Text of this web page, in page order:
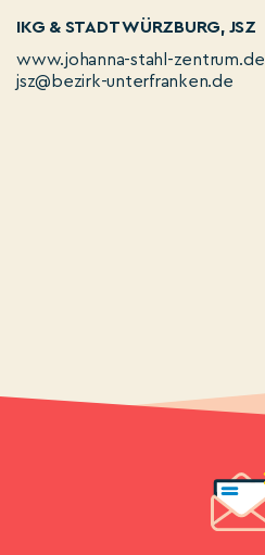
IKG & STADT WÜRZBURG, JSZ
www.johanna-stahl-zentrum.de
jsz@bezirk-unterfranken.de